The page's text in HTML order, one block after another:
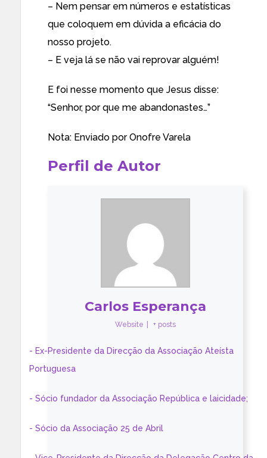
– Nem pensar em números e estatísticas
que coloquem em dúvida a eficácia do
nosso projeto.
– E veja lá se não vai reprovar alguém!
E foi nesse momento que Jesus disse:
“Senhor, por que me abandonastes…”
Nota: Enviado por Onofre Varela
Perfil de Autor
Carlos Esperança
Website + posts
- Ex-Presidente da Direcção da Associação Ateísta
Portuguesa
- Sócio fundador da Associação República e laicidade;
- Sócio da Associação 25 de Abril